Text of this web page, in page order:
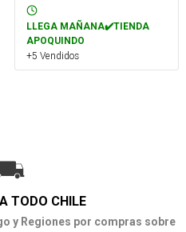
LLEGA MAÑANA✔️TIENDA
APOQUINDO
+5 Vendidos
TODO CHILE
y Regiones por compras sobre